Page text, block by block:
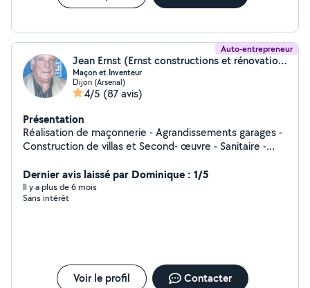
Auto-entrepreneur
Jean Ernst (Ernst constructions et rénovation)
Maçon et Inventeur
Dijon (Arsenal)
4/5 (87 avis)
Présentation
Réalisation de maçonnerie - Agrandissements garages -
Construction de villas et Second- œuvre - Sanitaire -
Peinture - Soudure et Barrières balcon. Réalisation d'aire
de pétanque. Travaux tout corps d'état. Jardinage et
aménagement d'allées.
Dernier avis laissé par Dominique : 1/5
Il y a plus de 6 mois
Sans intérêt
Voir le profil Contacter